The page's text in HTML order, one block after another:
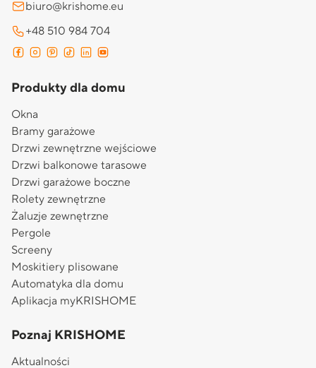
biuro@krishome.eu
+48 510 984 704
Produkty dla domu
Okna
Bramy garażowe
Drzwi zewnętrzne wejściowe
Drzwi balkonowe tarasowe
Drzwi garażowe boczne
Rolety zewnętrzne
Żaluzje zewnętrzne
Pergole
Screeny
Moskitiery plisowane
Automatyka dla domu
Aplikacja myKRISHOME
Poznaj KRISHOME
Aktualności